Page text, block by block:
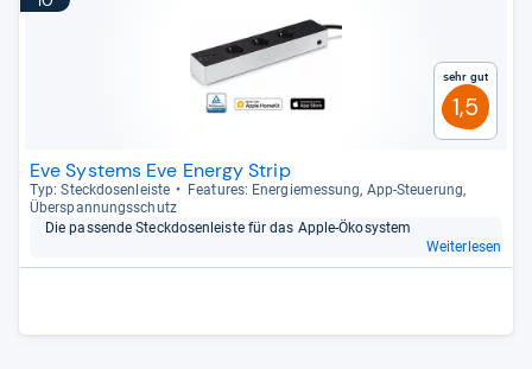
Sehr gut
1,5
Eve Systems Eve Energy Strip
Typ: Steck­do­sen­leiste
Fea­tu­res: Ener­gie­mes­sung, App-​Steue­rung,
Über­span­nungs­schutz
Die pas­sende Steck­do­sen­leiste für das Apple-​Öko­sys­tem
Weiterlesen